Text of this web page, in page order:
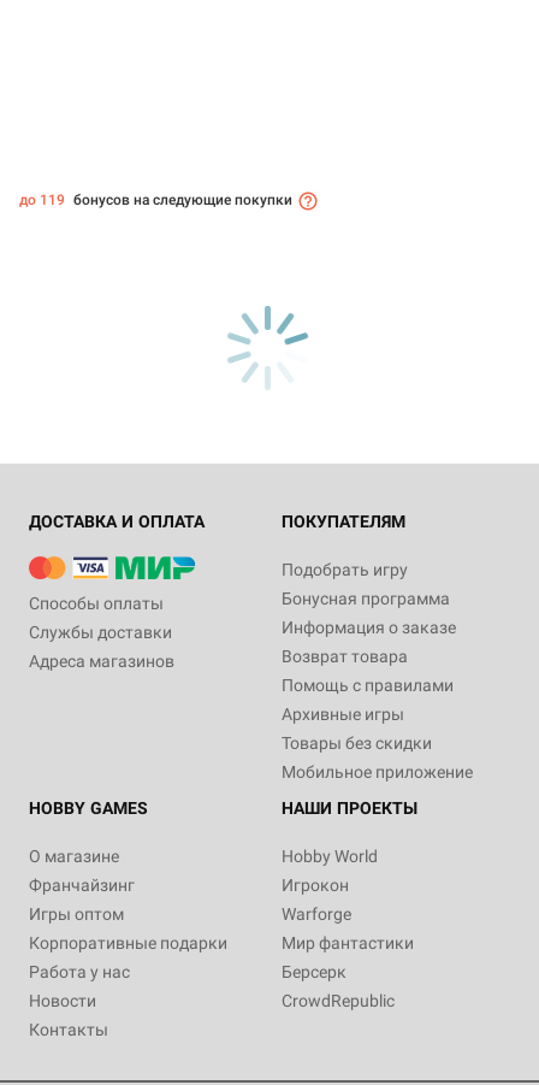
до 119 бонусов на следующие покупки
ДОСТАВКА И ОПЛАТА
Способы оплаты
Службы доставки
Адреса магазинов
ПОКУПАТЕЛЯМ
Подобрать игру
Бонусная программа
Информация о заказе
Возврат товара
Помощь с правилами
Архивные игры
Товары без скидки
Мобильное приложение
HOBBY GAMES
О магазине
Франчайзинг
Игры оптом
Корпоративные подарки
Работа у нас
Новости
Контакты
НАШИ ПРОЕКТЫ
Hobby World
Игрокон
Warforge
Мир фантастики
Берсерк
CrowdRepublic